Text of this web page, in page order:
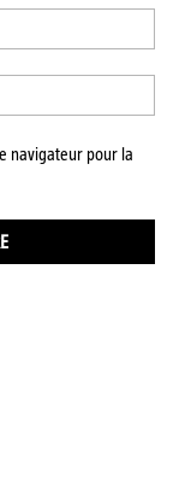
navigateur pour la